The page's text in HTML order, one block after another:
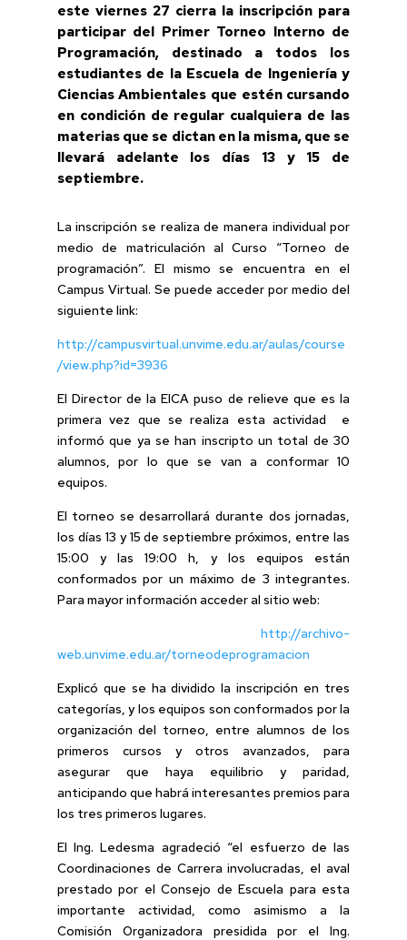
este viernes 27 cierra la inscripción para
participar del Primer Torneo Interno de
Programación, destinado a todos los
estudiantes de la Escuela de Ingeniería y
Ciencias Ambientales que estén cursando
en condición de regular cualquiera de las
materias que se dictan en la misma, que se
llevará adelante los días 13 y 15 de
septiembre.
La inscripción se realiza de manera individual por
medio de matriculación al Curso “Torneo de
programación”. El mismo se encuentra en el
Campus Virtual. Se puede acceder por medio del
siguiente link:
http://campusvirtual.unvime.edu.ar/aulas/course
/view.php?id=3936
El Director de la EICA puso de relieve que es la
primera vez que se realiza esta actividad e
informó que ya se han inscripto un total de 30
alumnos, por lo que se van a conformar 10
equipos.
El torneo se desarrollará durante dos jornadas,
los días 13 y 15 de septiembre próximos, entre las
15:00 y las 19:00 h, y los equipos están
conformados por un máximo de 3 integrantes.
Para mayor información acceder al sitio web:
http://archivo-
web.unvime.edu.ar/torneodeprogramacion
Explicó que se ha dividido la inscripción en tres
categorías, y los equipos son conformados por la
organización del torneo, entre alumnos de los
primeros cursos y otros avanzados, para
asegurar que haya equilibrio y paridad,
anticipando que habrá interesantes premios para
los tres primeros lugares.
El Ing. Ledesma agradeció “el esfuerzo de las
Coordinaciones de Carrera involucradas, el aval
prestado por el Consejo de Escuela para esta
importante actividad, como asimismo a la
Comisión Organizadora presidida por el Ing.